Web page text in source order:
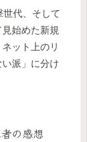
代、そして
見始めた新規
ット上のリ
派」に分け
の感想